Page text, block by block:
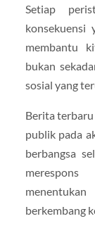
Setiap
konsekuensi
membantu
bukan
sosial yang
Berita
publik pada
berbangsa
berkembang